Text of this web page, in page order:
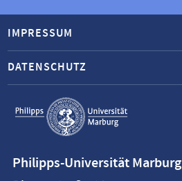
Service-
Navigation
IMPRESSUM
DATENSCHUTZ
Philipps-
Philipps-Universität Marburg